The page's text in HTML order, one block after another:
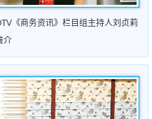
《商务资讯》栏目组主持人刘贞莉
介